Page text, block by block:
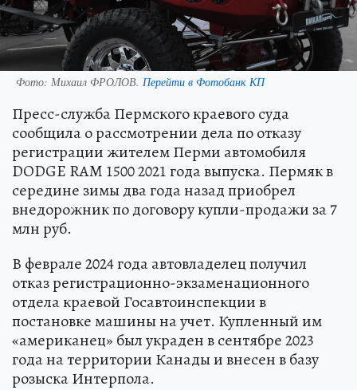
Фото: Михаил ФРОЛОВ. Перейти в Фотобанк КП
Пресс-служба Пермского краевого суда
сообщила о рассмотрении дела по отказу
регистрации жителем Перми автомобиля
DODGE RAM 1500 2021 года выпуска. Пермяк в
середине зимы два года назад приобрел
внедорожник по договору купли-продажи за 7
млн руб.
В феврале 2024 года автовладелец получил
отказ регистрационно-экзаменационного
отдела краевой Госавтоинспекции в
постановке машины на учет. Купленный им
«американец» был украден в сентябре 2023
года на территории Канады и внесен в базу
розыска Интерпола.